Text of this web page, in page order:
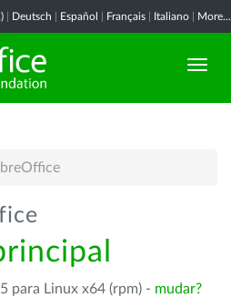
Deutsch Español Français Italiano More...
para Linux x64 (rpm) - mudar?